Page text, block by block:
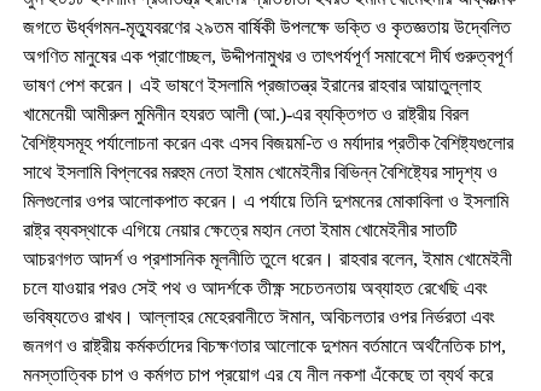
জগতে ঊর্ধ্বগমন-মৃত্যুবরণের ২৯তম বার্ষিকী উপলক্ষে ভক্তি ও কৃতজ্ঞতায় উদ্বেলিত
অগণিত মানুষের এক প্রাণোচ্ছল, উদ্দীপনামুখর ও তাৎপর্যপূর্ণ সমাবেশে দীর্ঘ গুরুত্বপূর্ণ
ভাষণ পেশ করেন। এই ভাষণে ইসলামি প্রজাতন্ত্র ইরানের রাহবার আয়াতুল্লাহ
খামেনেয়ী আমীরুল মুমিনীন হযরত আলী (আ.)-এর ব্যক্তিগত ও রাষ্ট্রীয় বিরল
বৈশিষ্ট্যসমূহ পর্যালোচনা করেন এবং এসব বিজয়ম-িত ও মর্যাদার প্রতীক বৈশিষ্ট্যগুলোর
সাথে ইসলামি বিপ্লবের মরহুম নেতা ইমাম খোমেইনীর বিভিন্ন বৈশিষ্ট্যের সাদৃশ্য ও
মিলগুলোর ওপর আলোকপাত করেন। এ পর্যায়ে তিনি দুশমনের মোকাবিলা ও ইসলামি
রাষ্ট্র ব্যবস্থাকে এগিয়ে নেয়ার ক্ষেত্রে মহান নেতা ইমাম খোমেইনীর সাতটি
আচরণগত আদর্শ ও প্রশাসনিক মূলনীতি তুলে ধরেন। রাহবার বলেন, ইমাম খোমেইনী
চলে যাওয়ার পরও সেই পথ ও আদর্শকে তীক্ষ্ণ সচেতনতায় অব্যাহত রেখেছি এবং
ভবিষ্যতেও রাখব। আল্লাহর মেহেরবানীতে ঈমান, অবিচলতার ওপর নির্ভরতা এবং
জনগণ ও রাষ্ট্রীয় কর্মকর্তাদের বিচক্ষণতার আলোকে দুশমন বর্তমানে অর্থনৈতিক চাপ,
মনস্তাত্বিক চাপ ও কর্মগত চাপ প্রয়োগ এর যে নীল নকশা এঁকেছে তা ব্যর্থ করে